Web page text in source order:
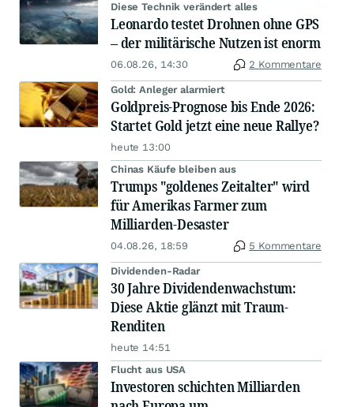
Diese Technik verändert alles
Leonardo testet Drohnen ohne GPS
– der militärische Nutzen ist enorm
06.08.26, 14:30 2 Kommentare
Gold: Anleger alarmiert
Goldpreis-Prognose bis Ende 2026:
Startet Gold jetzt eine neue Rallye?
heute 13:00
Chinas Käufe bleiben aus
Trumps "goldenes Zeitalter" wird
für Amerikas Farmer zum
Milliarden-Desaster
04.08.26, 18:59 5 Kommentare
Dividenden-Radar
30 Jahre Dividendenwachstum:
Diese Aktie glänzt mit Traum-
Renditen
heute 14:51
Flucht aus USA
Investoren schichten Milliarden